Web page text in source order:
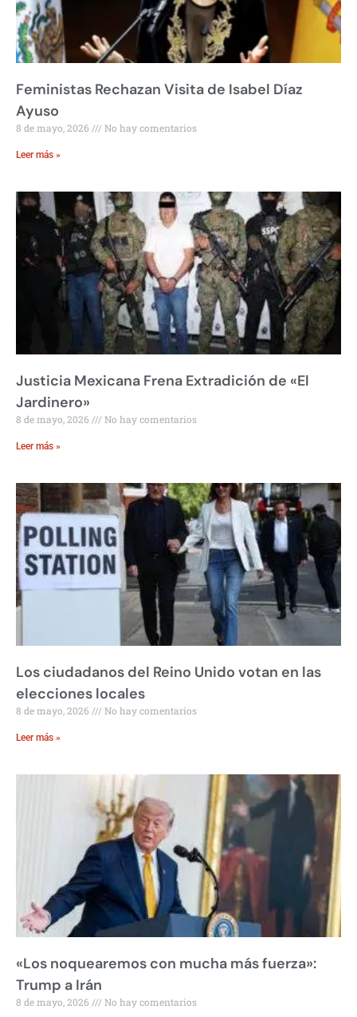
Feministas Rechazan Visita de Isabel Díaz
Ayuso
8 de mayo, 2026 No hay comentarios
Leer más »
Justicia Mexicana Frena Extradición de «El
Jardinero»
8 de mayo, 2026 No hay comentarios
Leer más »
Los ciudadanos del Reino Unido votan en las
elecciones locales
8 de mayo, 2026 No hay comentarios
Leer más »
«Los noquearemos con mucha más fuerza»:
Trump a Irán
8 de mayo, 2026 No hay comentarios